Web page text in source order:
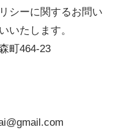
シーに関するお問い
いたします。
町464-23